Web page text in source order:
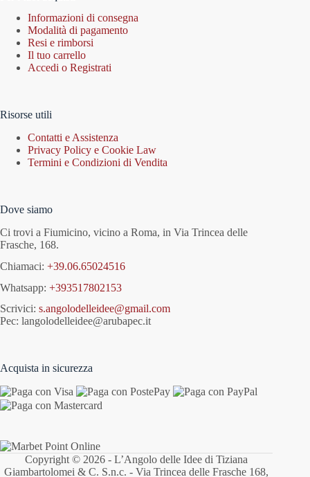
Informazioni di consegna
Modalità di pagamento
Resi e rimborsi
Il tuo carrello
Accedi o Registrati
Risorse utili
Contatti e Assistenza
Privacy Policy e Cookie Law
Termini e Condizioni di Vendita
Dove siamo
Ci trovi a Fiumicino, vicino a Roma, in Via Trincea delle
Frasche, 168.
Chiamaci: +39.06.65024516
Whatsapp: +393517802153
Scrivici: s.angolodelleidee@gmail.com
Pec: langolodelleidee@arubapec.it
Acquista in sicurezza
Copyright © 2026 - L’Angolo delle Idee di Tiziana
Giambartolomei & C. S.n.c. - Via Trincea delle Frasche 168,